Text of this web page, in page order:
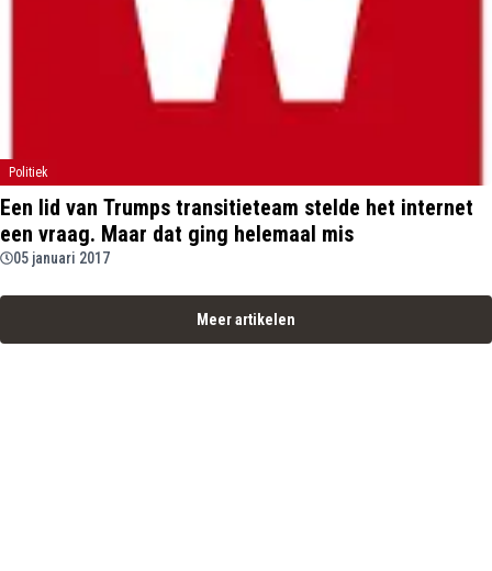
Politiek
Een lid van Trumps transitieteam stelde het internet
een vraag. Maar dat ging helemaal mis
05 januari 2017
Meer artikelen